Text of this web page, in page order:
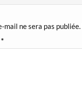
mail ne sera pas publiée.
*